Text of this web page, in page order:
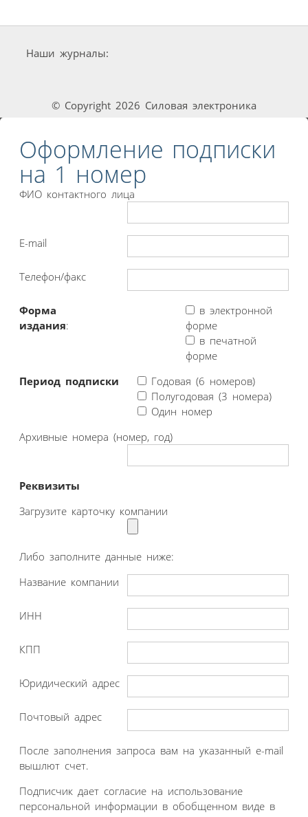
Наши журналы:
© Copyright 2026 Силовая электроника
Оформление подписки
на 1 номер
ФИО контактного лица
E-mail
Телефон/факс
Форма
издания:
в электронной
форме
в печатной
форме
Период подписки
Годовая (6 номеров)
Полугодовая (3 номера)
Один номер
Архивные номера (номер, год)
Реквизиты
Загрузите карточку компании
Либо заполните данные ниже:
Название компании
ИНН
КПП
Юридический адрес
Почтовый адрес
После заполнения запроса вам на указанный e-mail
вышлют счет.
Подписчик дает согласие на использование
персональной информации в обобщенном виде в